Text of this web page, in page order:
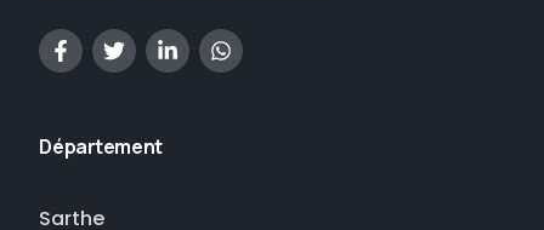
Département
Sarthe